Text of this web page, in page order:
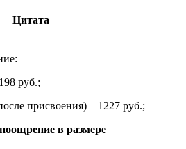
Цитата
руб.;
присвоения) – 1227 руб.;
в размере